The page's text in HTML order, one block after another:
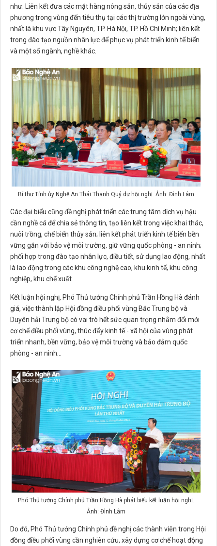
như: Liên kết đưa các mặt hàng nông sản, thủy sản của các địa
phương trong vùng đến tiêu thụ tại các thị trường lớn ngoài vùng,
nhất là khu vực Tây Nguyên, TP. Hà Nội, TP. Hồ Chí Minh; liên kết
trong đào tạo nguồn nhân lực để phục vụ phát triển kinh tế biển
và một số ngành, nghề khác.
Bí thư Tỉnh ủy Nghệ An Thái Thanh Quý dự hội nghị. Ảnh: Đình Lâm
Các đại biểu cũng đề nghị phát triển các trung tâm dịch vụ hậu
cần nghề cá để chia sẻ thông tin, tạo liên kết trong việc khai thác,
nuôi trồng, chế biến thủy sản; liên kết phát triển kinh tế biển bền
vững gắn với bảo vệ môi trường, giữ vững quốc phòng - an ninh;
phối hợp trong đào tạo nhân lực, điều tiết, sử dụng lao động, nhất
là lao động trong các khu công nghệ cao, khu kinh tế, khu công
nghiệp, khu chế xuất…
Kết luận hội nghị, Phó Thủ tướng Chính phủ Trần Hồng Hà đánh
giá, việc thành lập Hội đồng điều phối vùng Bắc Trung bộ và
Duyên hải Trung bộ có vai trò hết sức quan trọng nhằm đổi mới
cơ chế điều phối vùng, thúc đẩy kinh tế - xã hội của vùng phát
triển nhanh, bền vững, bảo vệ môi trường và bảo đảm quốc
phòng - an ninh…
Phó Thủ tướng Chính phủ Trần Hồng Hà phát biểu kết luận hội nghị.
Ảnh: Đình Lâm
Do đó, Phó Thủ tướng Chính phủ đề nghị các thành viên trong Hội
đồng điều phối vùng cần nghiên cứu, xây dựng cơ chế hoạt động